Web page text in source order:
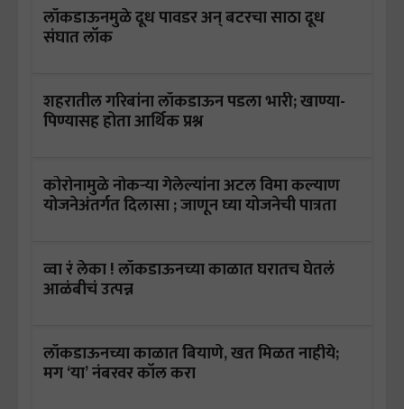
लॉकडाऊनमुळे दूध पावडर अन् बटरचा साठा दूध
संघात लॉक
शहरातील गरिबांना लॉकडाऊन पडला भारी; खाण्या-
पिण्यासह होता आर्थिक प्रश्न
कोरोनामुळे नोकऱ्या गेलेल्यांना अटल विमा कल्याण
योजनेअंतर्गत दिलासा ; जाणून घ्या योजनेची पात्रता
व्वा रं लेका ! लॉकडाऊनच्या काळात घरातच घेतलं
आळंबीचं उत्पन्न
लॉकडाऊनच्या काळात बियाणे, खत मिळत नाहीये;
मग ‘या’ नंबरवर कॉल करा